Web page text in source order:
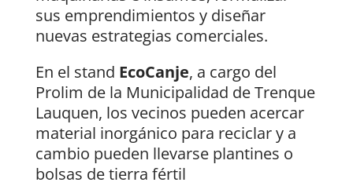
sus emprendimientos y diseñar
nuevas estrategias comerciales.
En el stand EcoCanje, a cargo del
Prolim de la Municipalidad de Trenque
Lauquen, los vecinos pueden acercar
material inorgánico para reciclar y a
cambio pueden llevarse plantines o
bolsas de tierra fértil